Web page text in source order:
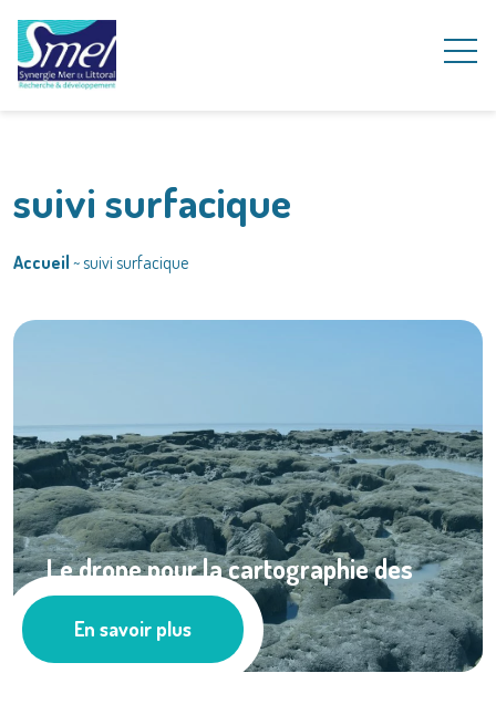
suivi surfacique
Accueil ~suivi surfacique
Le drone pour la cartographie des
hermelles en ...
Milieu Marin
En savoir plus